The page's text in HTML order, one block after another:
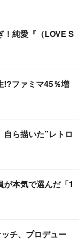
！純愛『（LOVE S
!?ファミマ45％増
ら描いた”レトロ
本気で選んだ「1
チ、プロデュー